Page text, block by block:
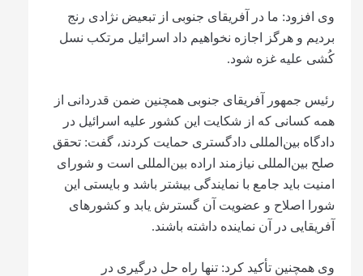
وی افزود: ما در آفریقای جنوبی از تبعیض نژادی رنج
بردیم و هرگز اجازه نخواهیم داد اسرائیل مرتکب نسل‌
کُشی علیه غزه شود.
رئیس جمهور آفریقای جنوبی همچنین ضمن قدردانی از
همه کسانی که از شکایت این کشور علیه اسرائیل در
دادگاه بین‌المللی دادگستری حمایت کردند، گفت: تحقق
صلح بین‌المللی نیازمند اراده بین‌المللی است و شورای
امنیت باید جامع با نمایندگی بیشتر باشد و بایستی این
شورا اصلاح و عضویت آن گسترش یابد و کشورهای
آفریقایی در آن نماینده داشته باشند.
وی همچنین تأکید کرد: تنها راه‌ حل درگیری در